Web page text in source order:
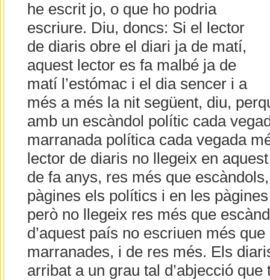
he escrit jo, o que ho podria
escriure. Diu, doncs: Si el lector
de diaris obre el diari ja de matí,
aquest lector es fa malbé ja de
matí l’estómac i el dia sencer i a
més a més la nit següent, diu,
amb un escàndol polític cada
marranada política cada vegada
lector de diaris no llegeix en
de fa anys, res més que
pàgines els polítics i en les
però no llegeix res més que
d’aquest país no escriuen més que
marranades, i de res més. Els
arribat a un grau tal d’abjecció